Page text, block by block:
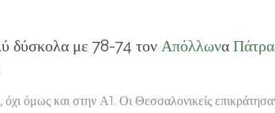
δύσκολα με 78-74 τον Απόλλωνα Πάτρα
όμως και στην Α1. Οι Θεσσαλονικείς